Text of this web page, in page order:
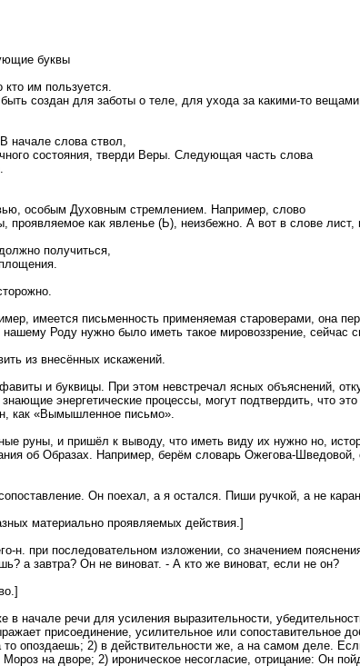
буквы
кто им пользуется.
создан для заботы о теле, для ухода за какими-то
начале слова ствол,
состояния, тверди Веры. Следующая часть слова
особым Духовным стремлением. Например, слово
как явленье (Ь), неизбежно. А вот в слове
получиться,
имеется письменность применяемая староверами, она
Роду нужно было иметь такое мировоззрение,
из внесённых искажений.
и буквицы. При этом невстречал ясных объяснений,
энергетические процессы, могут подтвердить, что
как «Вымышленное письмо».
руны, и пришёл к выводу, что иметь виду их нужно но,
об Образах. Например, берём словарь Ожегова-
Он поехал, а я остался. Пиши ручкой, а не
материально проявляемых действия.]
н. при последовательном изложении, со значением
а завтра? Он не виноват. - А кто же виноват, если не он?
начале речи для усиления выразительности,
присоединение, усилительное или сопоставительное
опоздаешь; 2) в действительности же, а на самом деле.
на дворе; 2) ироническое несогласие, отрицание: Он